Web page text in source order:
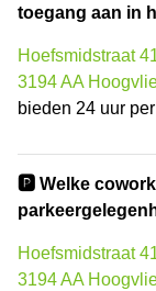
toegang aan in
Hoefsmidstraat
3194 AA
bieden 24 uur
🅿️ Welke
Hoefsmidstraat
3194 AA